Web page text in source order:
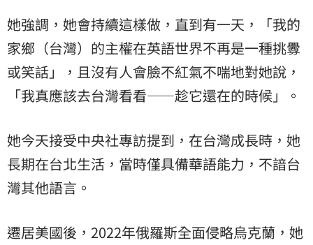
她強調，她會持續這樣做，直到有一天，「我的
家鄉（台灣）的主權在英語世界不再是一種挑釁
或笑話」，且沒有人會臉不紅氣不喘地對她說，
「我真應該去台灣看看——趁它還在的時候」。
她今天接受中央社專訪提到，在台灣成長時，她
長期在台北生活，當時僅具備華語能力，不諳台
灣其他語言。
遷居美國後，2022年俄羅斯全面侵略烏克蘭，她